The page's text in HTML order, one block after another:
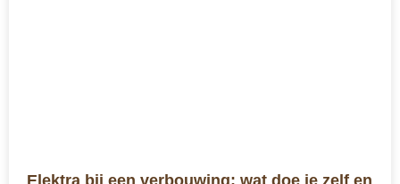
Elektra bij een verbouwing: wat doe je zelf en